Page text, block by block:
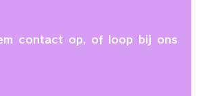
contact op, of loop bij ons